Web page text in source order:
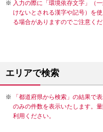
入力の際に「環境依存文字」（
けないとされる漢字や記号）を
る場合がありますのでご注意くだ
エリアで検索
「都道府県から検索」の結果で
のみの件数を表示いたします。
利用ください。